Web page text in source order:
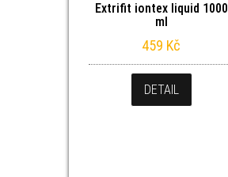
Extrifit iontex liquid 1000
ml
459 Kč
DETAIL